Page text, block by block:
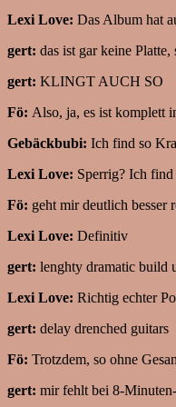
Lexi Love: Das Album hat
gert: das ist gar keine Platte,
gert: KLINGT AUCH SO
Fö: Also, ja, es ist komplett
Gebäckbubi: Ich find so
Lexi Love: Sperrig? Ich find
Fö: geht mir deutlich besser
Lexi Love: Definitiv
gert: lenghty dramatic build
Lexi Love: Richtig echter
gert: delay drenched guitars
Fö: Trotzdem, so ohne
gert: mir fehlt bei 8-